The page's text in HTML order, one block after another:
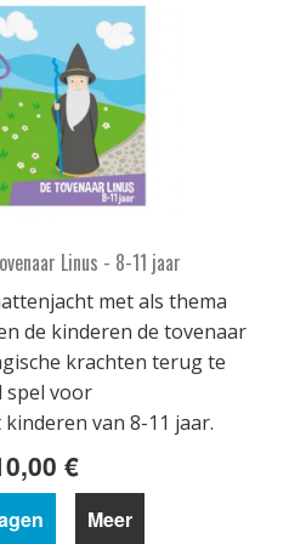
Linus - 8-11 jaar
met als thema
de kinderen de tovenaar
krachten terug te
spel voor
van 8-11 jaar.
€
Meer